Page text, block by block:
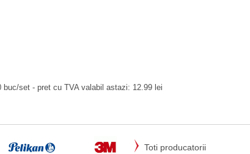
set - pret cu TVA valabil astazi: 12.99 lei
Toti producatorii